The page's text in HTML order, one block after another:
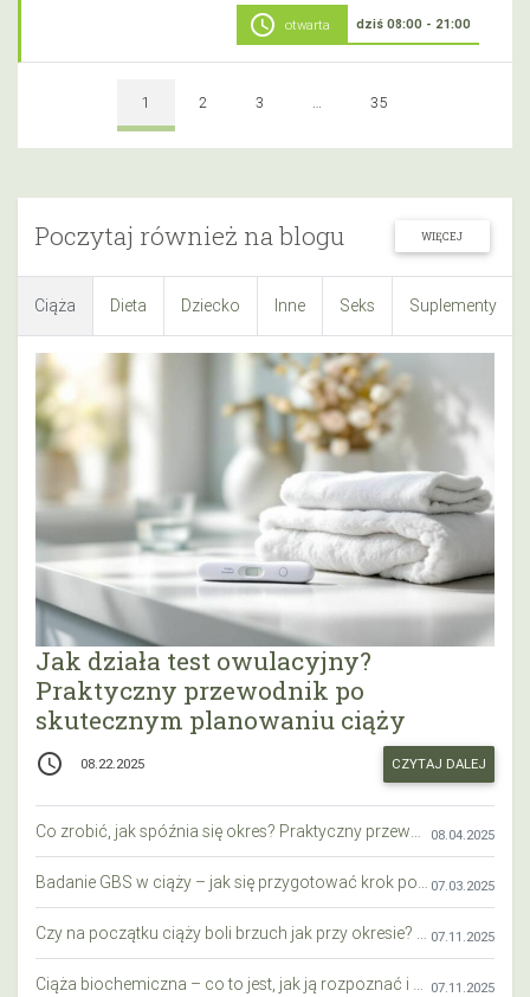
schedule otwarta dziś 08:00 - 21:00
1 2 3 … 35
Poczytaj również na blogu WIĘCEJ
Ciąża Dieta Dziecko Inne Seks Suplementy
Jak działa test owulacyjny?
Praktyczny przewodnik po
skutecznym planowaniu ciąży
access_time 08.22.2025 CZYTAJ DALEJ
08.04.2025
07.03.2025
07.11.2025
07.11.2025